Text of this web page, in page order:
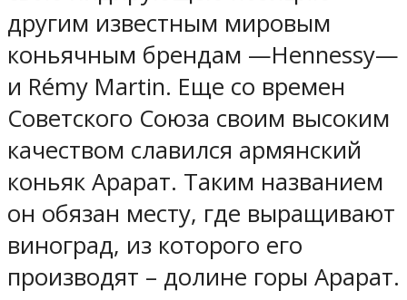
другим известным мировым
коньячным брендам —Hennessy—
и Rémy Martin. Еще со времен
Советского Союза своим высоким
качеством славился армянский
коньяк Арарат. Таким названием
он обязан месту, где выращивают
виноград, из которого его
производят – долине горы Арарат.